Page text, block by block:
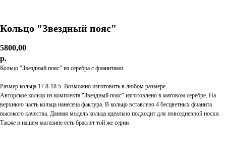
Кольцо "Звездный пояс"
5800,00
р.
Кольцо "Звездный пояс" из серебра с фианитами.
Размер кольца 17.8-18.5. Возможно изготовить в любом размере.
Авторское кольцо из комплекта "Звездный пояс" изготовлено в матовом серебре. На
верхнюю часть кольца нанесена фактура. В кольцо вставлено 4 бесцветных фианита
высокого качества. Данная модель кольца идеально подходит для повседневной носки.
Также в нашем магазине есть браслет той же серии